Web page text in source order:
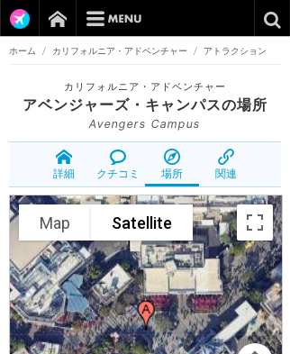
ホーム / カリフォルニア・アドベンチャー / アトラクション
カリフォルニア・アドベンチャー
アベンジャーズ・キャンパスの場所
Avengers Campus
詳細 クチコミ 場所 関連
Map Satellite